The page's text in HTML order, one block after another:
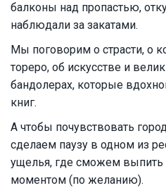
балконы над пропастью,
наблюдали за закатами.
Мы поговорим о страсти, о
тореро, об искусстве и
бандолерах, которые
книг.
А чтобы почувствовать
сделаем паузу в одном из
ущелья, где сможем выпить
моментом (по желанию).